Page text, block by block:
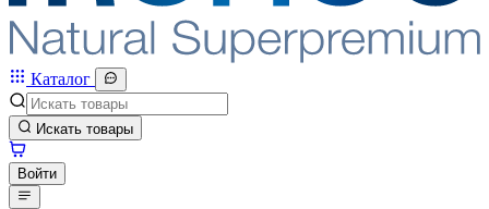
Каталог
Искать товары
Войти